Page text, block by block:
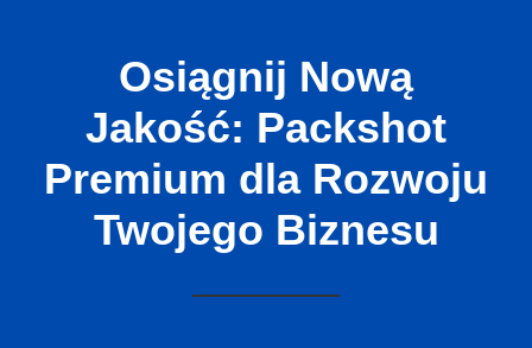
Osiągnij Nową
Jakość: Packshot
Premium dla Rozwoju
Twojego Biznesu